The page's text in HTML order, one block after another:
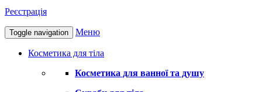
Реєстрація
Toggle navigation Меню
Косметика для тіла
Косметика для ванної та душу